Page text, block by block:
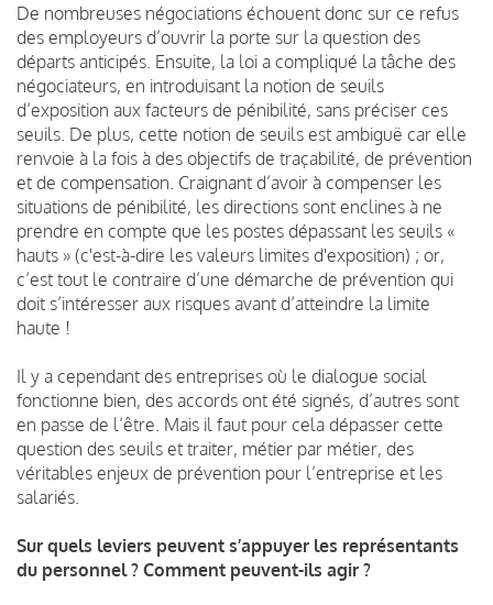
De nombreuses négociations échouent donc sur ce refus
des employeurs d’ouvrir la porte sur la question des
départs anticipés. Ensuite, la loi a compliqué la tâche des
négociateurs, en introduisant la notion de seuils
d’exposition aux facteurs de pénibilité, sans préciser ces
seuils. De plus, cette notion de seuils est ambiguë car elle
renvoie à la fois à des objectifs de traçabilité, de prévention
et de compensation. Craignant d’avoir à compenser les
situations de pénibilité, les directions sont enclines à ne
prendre en compte que les postes dépassant les seuils «
hauts » (c'est-à-dire les valeurs limites d'exposition) ; or,
c’est tout le contraire d’une démarche de prévention qui
doit s’intéresser aux risques avant d’atteindre la limite
haute !
Il y a cependant des entreprises où le dialogue social
fonctionne bien, des accords ont été signés, d’autres sont
en passe de l’être. Mais il faut pour cela dépasser cette
question des seuils et traiter, métier par métier, des
véritables enjeux de prévention pour l’entreprise et les
salariés.
Sur quels leviers peuvent s’appuyer les représentants
du personnel ? Comment peuvent-ils agir ?